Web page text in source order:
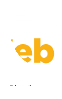
Piattaforma